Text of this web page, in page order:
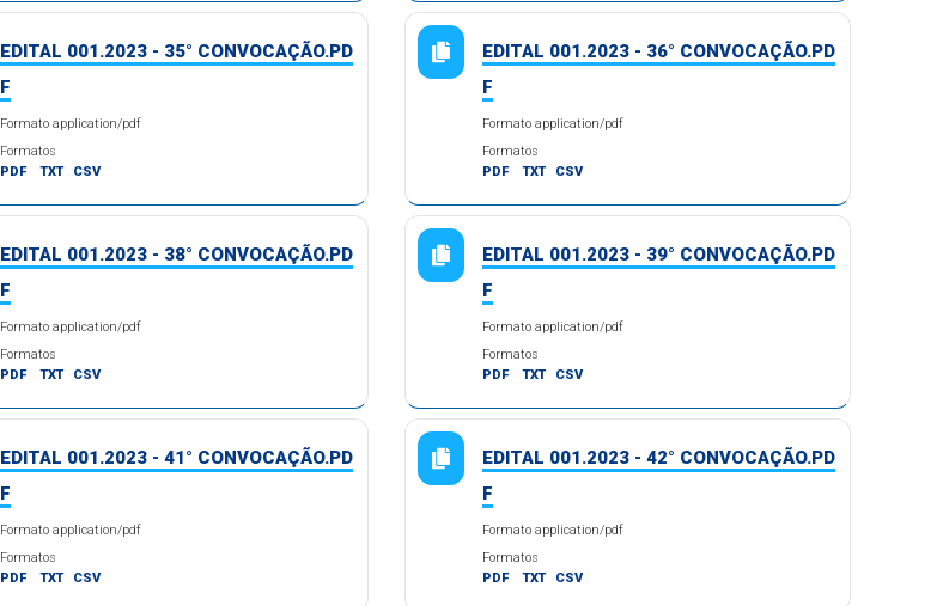
EDITAL 001.2023 - 35° CONVOCAÇÃO.PD
F
Formato application/pdf
Formatos
PDF
TXT CSV
EDITAL 001.2023 - 36° CONVOCAÇÃO.PD
F
Formato application/pdf
Formatos
PDF
TXT CSV
EDITAL 001.2023 - 38° CONVOCAÇÃO.PD
F
Formato application/pdf
Formatos
PDF
TXT CSV
EDITAL 001.2023 - 39° CONVOCAÇÃO.PD
F
Formato application/pdf
Formatos
PDF
TXT CSV
EDITAL 001.2023 - 41° CONVOCAÇÃO.PD
F
Formato application/pdf
Formatos
PDF
TXT CSV
EDITAL 001.2023 - 42° CONVOCAÇÃO.PD
F
Formato application/pdf
Formatos
PDF
TXT CSV